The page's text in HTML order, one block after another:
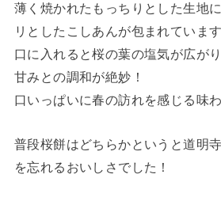
薄く焼かれたもっちりとした生地
リとしたこしあんが包まれています
口に入れると桜の葉の塩気が広が
甘みとの調和が絶妙！
口いっぱいに春の訪れを感じる味わ
普段桜餅はどちらかというと道明
を忘れるおいしさでした！